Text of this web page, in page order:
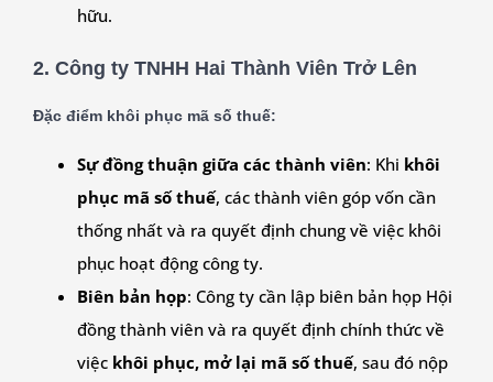
hữu.
2. Công ty TNHH Hai Thành Viên Trở Lên
Đặc điểm khôi phục mã số thuế:
Sự đồng thuận giữa các thành viên: Khi khôi
phục mã số thuế, các thành viên góp vốn cần
thống nhất và ra quyết định chung về việc khôi
phục hoạt động công ty.
Biên bản họp: Công ty cần lập biên bản họp Hội
đồng thành viên và ra quyết định chính thức về
việc khôi phục, mở lại mã số thuế, sau đó nộp